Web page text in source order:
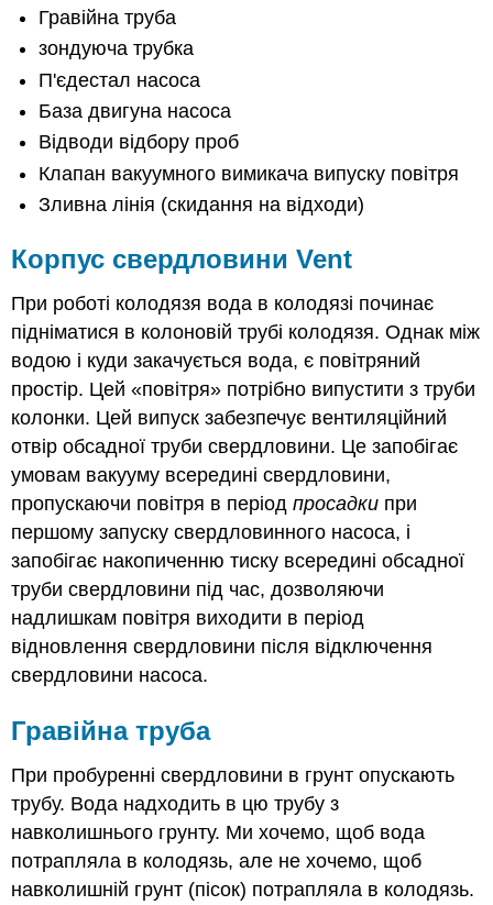
Гравійна труба
зондуюча трубка
П'єдестал насоса
База двигуна насоса
Відводи відбору проб
Клапан вакуумного вимикача випуску повітря
Зливна лінія (скидання на відходи)
Корпус свердловини Vent
При роботі колодязя вода в колодязі починає
підніматися в колоновій трубі колодязя. Однак між
водою і куди закачується вода, є повітряний
простір. Цей «повітря» потрібно випустити з труби
колонки. Цей випуск забезпечує вентиляційний
отвір обсадної труби свердловини. Це запобігає
умовам вакууму всередині свердловини,
пропускаючи повітря в періодпросадки при
першому запуску свердловинного насоса, і
запобігає накопиченню тиску всередині обсадної
труби свердловини під час, дозволяючи
надлишкам повітря виходити в період
відновлення свердловини після відключення
свердловини насоса.
Гравійна труба
При пробуренні свердловини в грунт опускають
трубу. Вода надходить в цю трубу з
навколишнього грунту. Ми хочемо, щоб вода
потрапляла в колодязь, але не хочемо, щоб
навколишній грунт (пісок) потрапляла в колодязь.